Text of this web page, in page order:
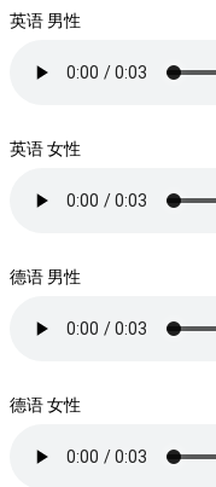
英语 男性
英语 女性
德语 男性
德语 女性